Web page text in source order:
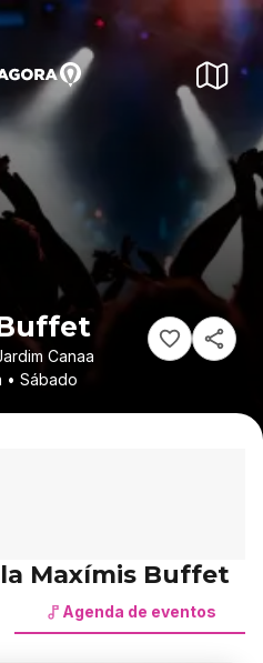
Canaa
• Sábado
Maxímis Buffet
Agenda de eventos